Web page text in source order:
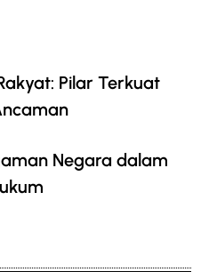
Pilar Terkuat
Negara dalam